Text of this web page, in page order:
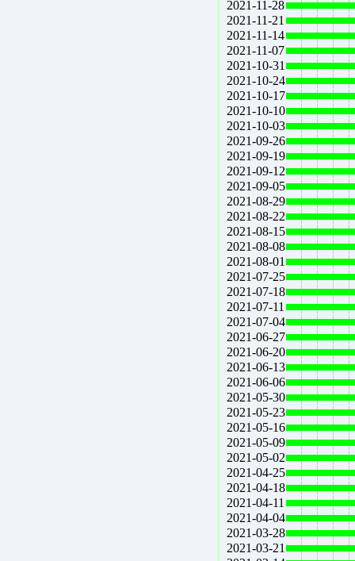
2021-11-28
2021-11-21
2021-11-14
2021-11-07
2021-10-31
2021-10-24
2021-10-17
2021-10-10
2021-10-03
2021-09-26
2021-09-19
2021-09-12
2021-09-05
2021-08-29
2021-08-22
2021-08-15
2021-08-08
2021-08-01
2021-07-25
2021-07-18
2021-07-11
2021-07-04
2021-06-27
2021-06-20
2021-06-13
2021-06-06
2021-05-30
2021-05-23
2021-05-16
2021-05-09
2021-05-02
2021-04-25
2021-04-18
2021-04-11
2021-04-04
2021-03-28
2021-03-21